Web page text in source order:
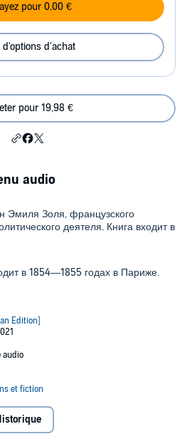
pour 0,00 €
d'options d'achat
pour 19,98 €
audio
Эмиля Золя, французского
деятеля. Книга входит в
в 1854—1855 годах в Париже.
выбирать между любимым
дочерью.
Павлович